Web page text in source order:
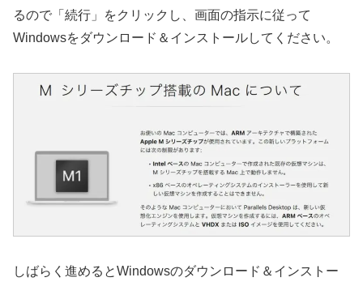
るので「続行」をクリックし、画面の指示に従って
Windowsをダウンロード＆インストールしてください。
しばらく進めるとWindowsのダウンロード＆インストー